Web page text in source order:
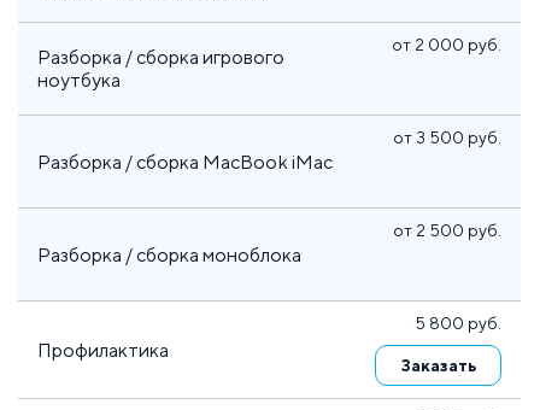
Разборка / сборка игрового
ноутбука
от 2 000 руб.
Разборка / сборка MacBook iMac
от 3 500 руб.
Разборка / сборка моноблока
от 2 500 руб.
Профилактика
5 800 руб.
Заказать